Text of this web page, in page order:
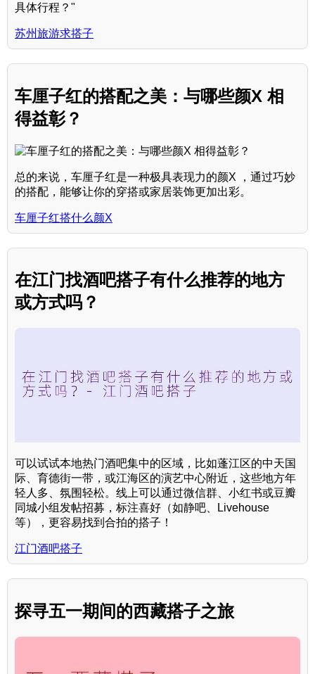
具体行程？"
苏州旅游求搭子
车厘子红的搭配之美：与哪些颜X 相
得益彰？
总的来说，车厘子红是一种极具表现力的颜X ，通过巧妙
的搭配，能够让你的穿搭或家居装饰更加出彩。
车厘子红搭什么颜X
在江门找酒吧搭子有什么推荐的地方
或方式吗？
可以试试本地热门酒吧集中的区域，比如蓬江区的中天国
际、育德街一带，或江海区的演艺中心附近，这些地方年
轻人多、氛围轻松。线上可以通过微信群、小红书或豆瓣
同城小组发帖招募，标注喜好（如静吧、Livehouse
等），更容易找到合拍的搭子！
江门酒吧搭子
探寻五一期间的西藏搭子之旅